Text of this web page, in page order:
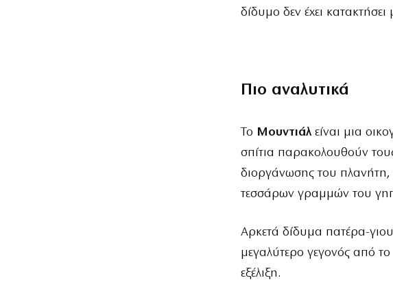
δίδυμο δεν έχει
Πιο αναλυτικά
Το Μουντιάλ είναι μια
σπίτια παρακολουθούν
διοργάνωσης του πλανήτη,
τεσσάρων γραμμών του
Αρκετά δίδυμα πατέρα-
μεγαλύτερο γεγονός από το
εξέλιξη.